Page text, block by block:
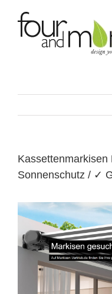
content
Sonnenschutz / ✓